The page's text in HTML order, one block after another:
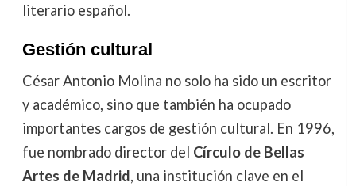
literario español.
Gestión cultural
César Antonio Molina no solo ha sido un escritor
y académico, sino que también ha ocupado
importantes cargos de gestión cultural. En 1996,
fue nombrado director del Círculo de Bellas
Artes de Madrid, una institución clave en el